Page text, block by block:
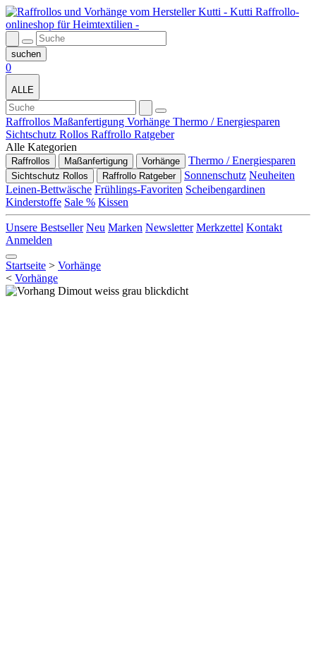
0
ALLE
Raffrollos Maßanfertigung Vorhänge Thermo / Energiesparen
Sichtschutz Rollos Raffrollo Ratgeber
Alle Kategorien
Raffrollos Maßanfertigung Vorhänge Thermo / Energiesparen
Sichtschutz Rollos Raffrollo Ratgeber Sonnenschutz Neuheiten
Leinen-Bettwäsche Frühlings-Favoriten Scheibengardinen
Kinderstoffe Sale % Kissen
Unsere Bestseller Neu Marken Newsletter Merkzettel Kontakt
Anmelden
Startseite > Vorhänge
< Vorhänge